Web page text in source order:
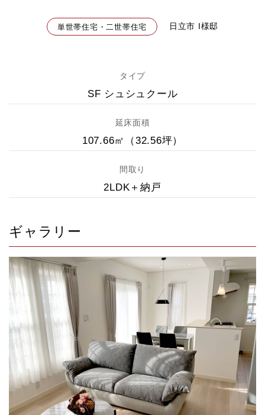
単世帯住宅・二世帯住宅 日立市 I様邸
タイプ
SF シュシュクール
延床面積
107.66㎡（32.56坪）
間取り
2LDK＋納戸
ギャラリー